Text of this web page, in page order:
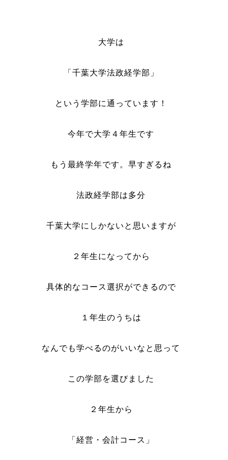
大学は
「千葉大学法政経学部」
という学部に通っています！
今年で大学４年生です
もう最終学年です。早すぎるね
法政経学部は多分
千葉大学にしかないと思いますが
２年生になってから
具体的なコース選択ができるので
１年生のうちは
なんでも学べるのがいいなと思って
この学部を選びました
２年生から
「経営・会計コース」